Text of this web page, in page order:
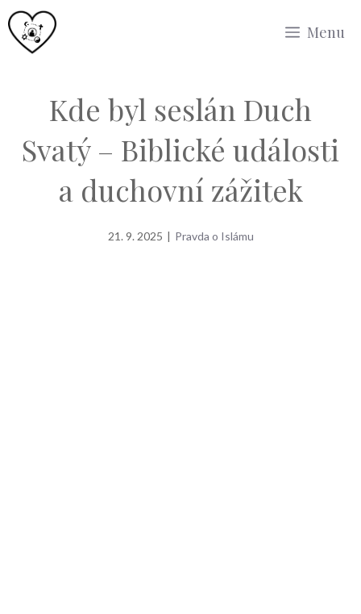
Přeskočit
na
Menu
Kde byl seslán Duch
Svatý – Biblické události
a duchovní zážitek
21. 9. 2025 | Pravda o Islámu